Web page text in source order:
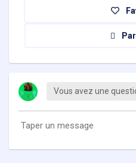
Vous avez une